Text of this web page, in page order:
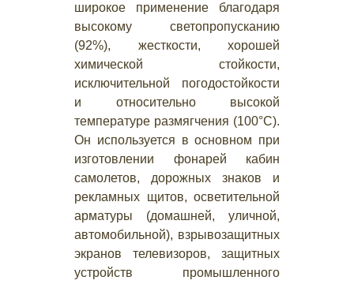
широкое применение благодаря
высокому светопропусканию
(92%), жесткости, хорошей
химической стойкости,
исключительной погодостойкости
и относительно высокой
температуре размягчения (100°С).
Он используется в основном при
изготовлении фонарей кабин
самолетов, дорожных знаков и
рекламных щитов, осветительной
арматуры (домашней, уличной,
автомобильной), взрывозащитных
экранов телевизоров, защитных
устройств промышленного